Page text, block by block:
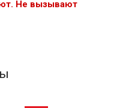
Не вызывают